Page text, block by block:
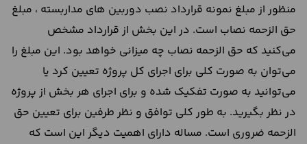
منظور از مبلغ نمونه قرارداد نصب دوربین های مداربسته ، مبلغ
حق الزحمه نصاب است. در این بخش از قرارداد مشخص
می‌کنید که حق الزحمه نصاب چه میزانی خواهد بود. این مبلغ را
می‌توان به صورت کلی برای اجرای کل پروژه تعیین کرد یا
می‌توانید به صورت تفکیک شده و برای اجرای هر بخش از پروژه
در نظر بگیرید. به طور کلی توافق و نظر طرفین برای تعیین حق
الزحمه ضروری است. مساله دارای اهمیت دیگر این است که